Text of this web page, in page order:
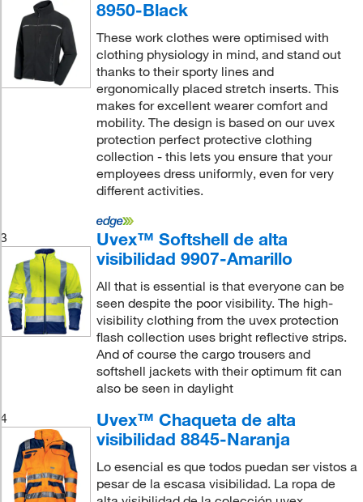
8950-Black
These work clothes were optimised with
clothing physiology in mind, and stand out
thanks to their sporty lines and
ergonomically placed stretch inserts. This
makes for excellent wearer comfort and
mobility. The design is based on our uvex
protection perfect protective clothing
collection - this lets you ensure that your
employees dress uniformly, even for very
different activities.
3
Uvex™ Softshell de alta
visibilidad 9907-Amarillo
All that is essential is that everyone can be
seen despite the poor visibility. The high-
visibility clothing from the uvex protection
flash collection uses bright reflective strips.
And of course the cargo trousers and
softshell jackets with their optimum fit can
also be seen in daylight
4
Uvex™ Chaqueta de alta
visibilidad 8845-Naranja
Lo esencial es que todos puedan ser vistos a
pesar de la escasa visibilidad. La ropa de